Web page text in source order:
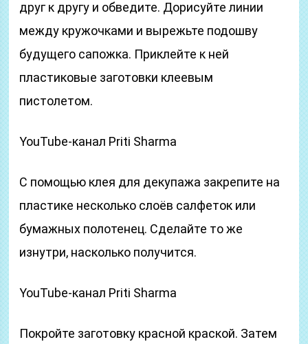
друг к другу и обведите. Дорисуйте линии
между кружочками и вырежьте подошву
будущего сапожка. Приклейте к ней
пластиковые заготовки клеевым
пистолетом.
YouTube-канал Priti Sharma
С помощью клея для декупажа закрепите на
пластике несколько слоёв салфеток или
бумажных полотенец. Сделайте то же
изнутри, насколько получится.
YouTube-канал Priti Sharma
Покройте заготовку красной краской. Затем